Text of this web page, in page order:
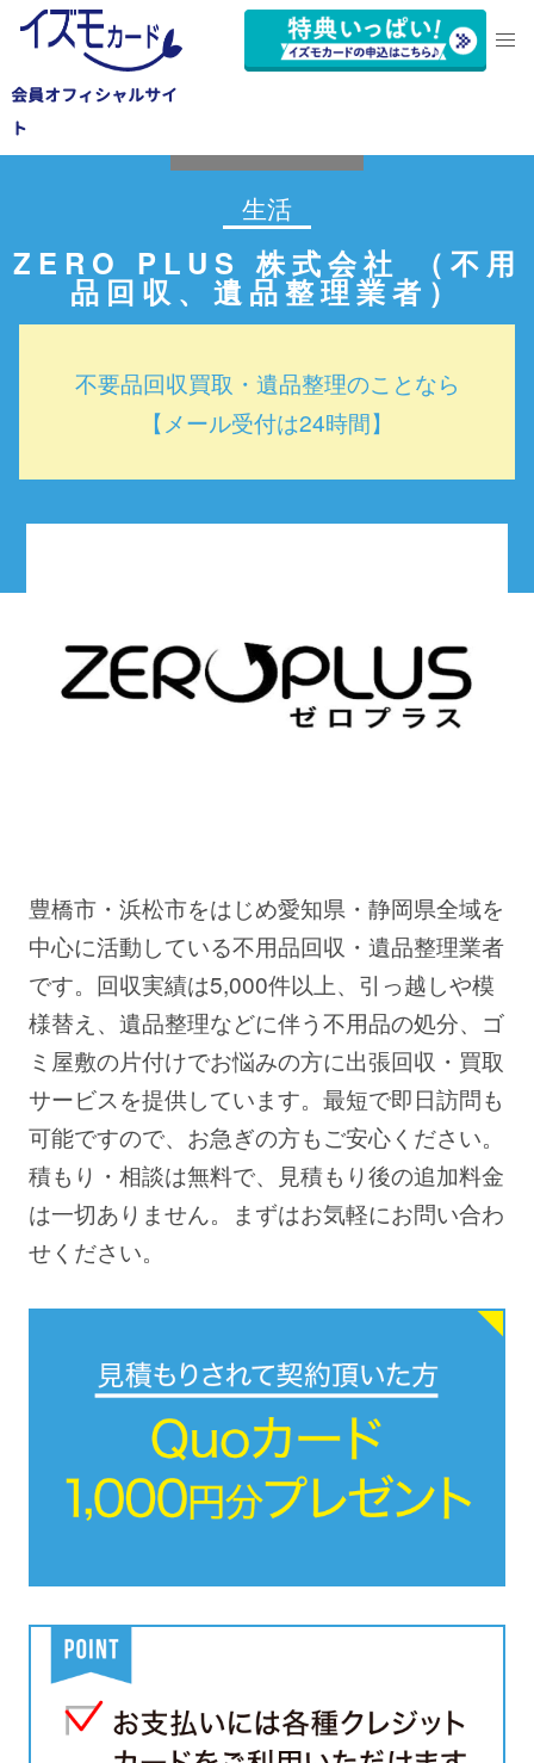
会員オフィシャルサイ
ト
生活
ZERO PLUS 株式会社 （不用
品回収、遺品整理業者）
不要品回収買取・遺品整理のことなら
【メール受付は24時間】
豊橋市・浜松市をはじめ愛知県・静岡県全域を
中心に活動している不用品回収・遺品整理業者
です。回収実績は5,000件以上、引っ越しや模
様替え、遺品整理などに伴う不用品の処分、ゴ
ミ屋敷の片付けでお悩みの方に出張回収・買取
サービスを提供しています。最短で即日訪問も
可能ですので、お急ぎの方もご安心ください。
積もり・相談は無料で、見積もり後の追加料金
は一切ありません。まずはお気軽にお問い合わ
せください。